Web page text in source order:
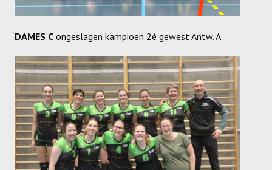
CONTACT
GESCHIEDENIS
SPONSORS
ACTIVITEITEN
JEUGDSTAGE
WEK-BBQ
DAMES C ongeslagen kampioen 2é gewest Antw. A